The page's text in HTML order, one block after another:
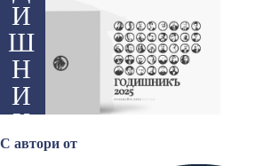
И
Ш
Н
И
К
Ъ
С автори от